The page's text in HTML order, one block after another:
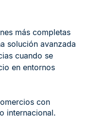
más completas
solución avanzada
cuando se
en entornos
con
internacional.